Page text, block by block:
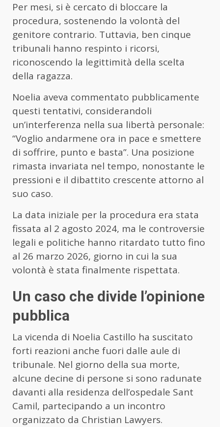
Per mesi, si è cercato di bloccare la
procedura, sostenendo la volontà del
genitore contrario. Tuttavia, ben cinque
tribunali hanno respinto i ricorsi,
riconoscendo la legittimità della scelta
della ragazza.
Noelia aveva commentato pubblicamente
questi tentativi, considerandoli
un’interferenza nella sua libertà personale:
“Voglio andarmene ora in pace e smettere
di soffrire, punto e basta”. Una posizione
rimasta invariata nel tempo, nonostante le
pressioni e il dibattito crescente attorno al
suo caso.
La data iniziale per la procedura era stata
fissata al 2 agosto 2024, ma le controversie
legali e politiche hanno ritardato tutto fino
al 26 marzo 2026, giorno in cui la sua
volontà è stata finalmente rispettata.
Un caso che divide l’opinione
pubblica
La vicenda di Noelia Castillo ha suscitato
forti reazioni anche fuori dalle aule di
tribunale. Nel giorno della sua morte,
alcune decine di persone si sono radunate
davanti alla residenza dell’ospedale Sant
Camil, partecipando a un incontro
organizzato da Christian Lawyers.